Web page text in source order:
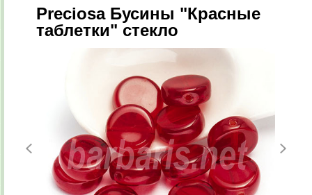
Preciosa Бусины "Красные
таблетки" стекло